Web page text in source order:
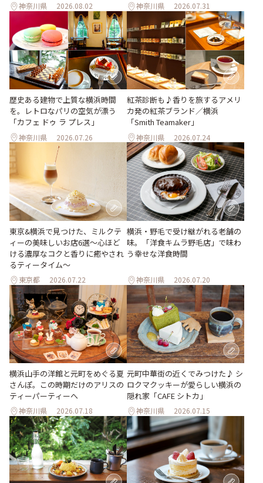
神奈川県 2026.08.02 神奈川県 2026.07.31
歴史ある建物で上質な横浜時間
を。レトロなパリの空気が漂う
「カフェ ドゥ ラ プレス」
神奈川県 2026.07.26
紅茶診断も♪香りを旅するアメリ
カ発の紅茶ブランド／横浜
「Smith Teamaker」
神奈川県 2026.07.24
東京&横浜で見つけた、ミルクテ
ィーの美味しいお店6選～心ほど
ける濃厚なコクと香りに癒やされ
るティータイム～
東京都 2026.07.22
横浜・野毛で受け継がれる老舗の
味。「洋食キムラ野毛店」で味わ
う幸せな洋食時間
神奈川県 2026.07.20
横浜山手の洋館と元町をめぐる夏
さんぽ。この時期だけのアリスの
ティーパーティーへ
神奈川県 2026.07.18
元町中華街の近くでみつけた♪ シ
ロクマクッキーが愛らしい横浜の
隠れ家「CAFE シトカ」
神奈川県 2026.07.15